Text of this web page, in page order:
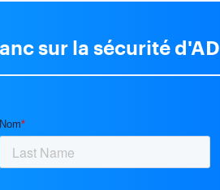
sur la sécurité d'AD